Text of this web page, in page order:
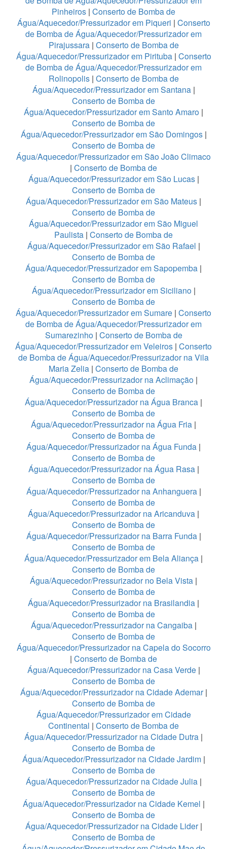
Pinheiros | Conserto de Bomba de
Água/Aquecedor/Pressurizador em Piqueri | Conserto
de Bomba de Água/Aquecedor/Pressurizador em
Pirajussara| Conserto de Bomba de
Água/Aquecedor/Pressurizador em Pirituba| Conserto
de Bomba de Água/Aquecedor/Pressurizador em
Rolinopolis| Conserto de Bomba de
Água/Aquecedor/Pressurizador em Santana|
Conserto de Bomba de
Água/Aquecedor/Pressurizador em Santo Amaro |
Conserto de Bomba de
Água/Aquecedor/Pressurizador em São Domingos|
Conserto de Bomba de
Água/Aquecedor/Pressurizador em São João Climaco
| Conserto de Bomba de
Água/Aquecedor/Pressurizador em São Lucas|
Conserto de Bomba de
Água/Aquecedor/Pressurizador em São Mateus |
Conserto de Bomba de
Água/Aquecedor/Pressurizador em São Miguel
Paulista | Conserto de Bomba de
Água/Aquecedor/Pressurizador em São Rafael |
Conserto de Bomba de
Água/Aquecedor/Pressurizador em Sapopemba |
Conserto de Bomba de
Água/Aquecedor/Pressurizador em Siciliano|
Conserto de Bomba de
Água/Aquecedor/Pressurizador em Sumare | Conserto
de Bomba de Água/Aquecedor/Pressurizador em
Sumarezinho| Conserto de Bomba de
Água/Aquecedor/Pressurizador em Veleiros | Conserto
de Bomba de Água/Aquecedor/Pressurizador na Vila
Maria Zelia | Conserto de Bomba de
Água/Aquecedor/Pressurizador na Aclimação |
Conserto de Bomba de
Água/Aquecedor/Pressurizador na Água Branca |
Conserto de Bomba de
Água/Aquecedor/Pressurizador na Água Fria |
Conserto de Bomba de
Água/Aquecedor/Pressurizador na Água Funda |
Conserto de Bomba de
Água/Aquecedor/Pressurizador na Água Rasa |
Conserto de Bomba de
Água/Aquecedor/Pressurizador na Anhanguera|
Conserto de Bomba de
Água/Aquecedor/Pressurizador na Aricanduva |
Conserto de Bomba de
Água/Aquecedor/Pressurizador na Barra Funda |
Conserto de Bomba de
Água/Aquecedor/Pressurizador em Bela Aliança |
Conserto de Bomba de
Água/Aquecedor/Pressurizador no Bela Vista |
Conserto de Bomba de
Água/Aquecedor/Pressurizador na Brasilandia |
Conserto de Bomba de
Água/Aquecedor/Pressurizador na Cangaiba|
Conserto de Bomba de
Água/Aquecedor/Pressurizador na Capela do Socorro
| Conserto de Bomba de
Água/Aquecedor/Pressurizador na Casa Verde|
Conserto de Bomba de
Água/Aquecedor/Pressurizador na Cidade Ademar|
Conserto de Bomba de
Água/Aquecedor/Pressurizador em Cidade
Continental | Conserto de Bomba de
Água/Aquecedor/Pressurizador na Cidade Dutra |
Conserto de Bomba de
Água/Aquecedor/Pressurizador na Cidade Jardim|
Conserto de Bomba de
Água/Aquecedor/Pressurizador na Cidade Julia |
Conserto de Bomba de
Água/Aquecedor/Pressurizador na Cidade Kemel |
Conserto de Bomba de
Água/Aquecedor/Pressurizador na Cidade Lider|
Conserto de Bomba de